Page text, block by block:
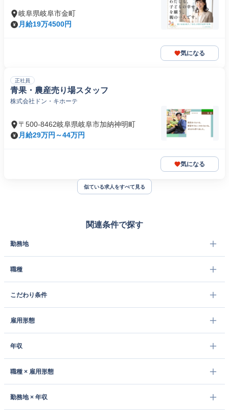
岐阜県岐阜市金町
月給19万4500円
気になる
正社員
青果・農産売り場スタッフ
株式会社ドン・キホーテ
〒500-8462岐阜県岐阜市加納神明町
月給29万円～44万円
気になる
似ている求人をすべて見る
関連条件で探す
勤務地
職種
こだわり条件
雇用形態
年収
職種 × 雇用形態
勤務地 × 年収